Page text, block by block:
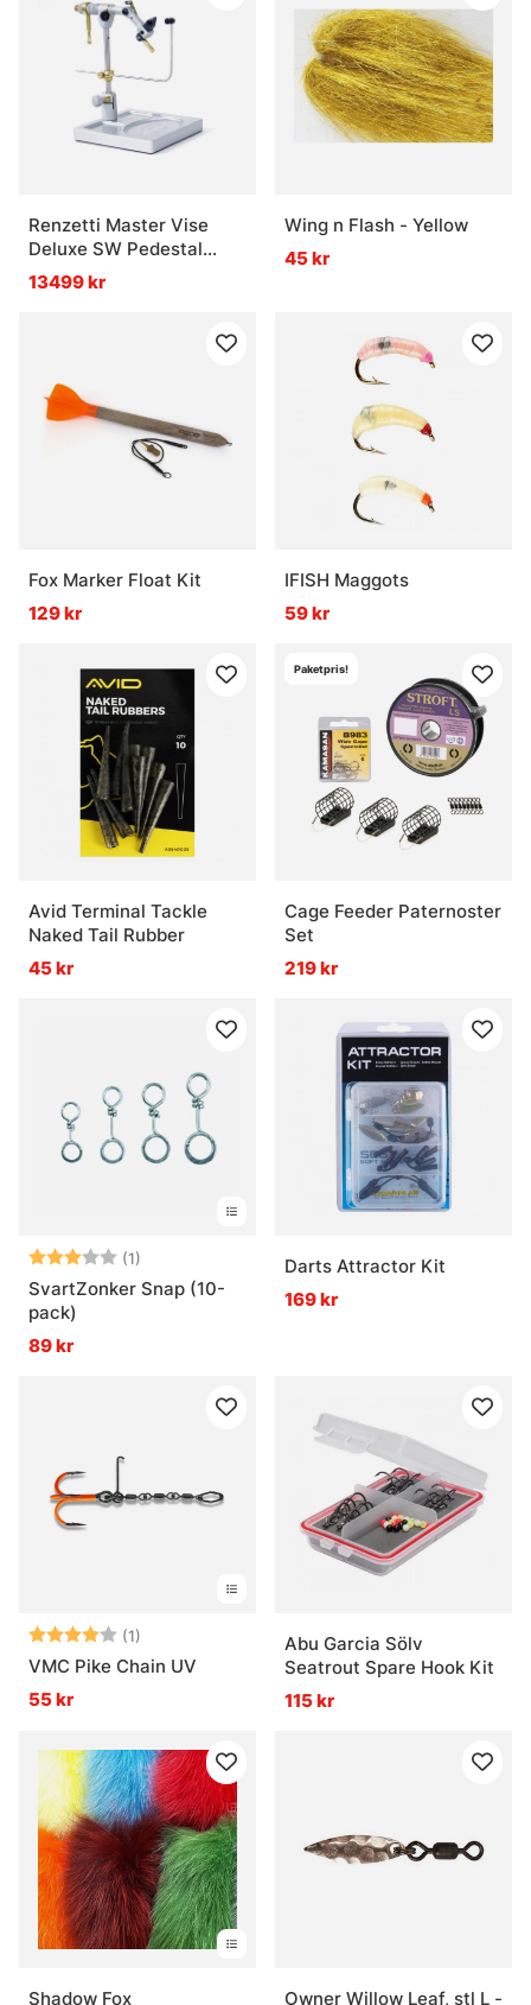
Renzetti Master Vise
Deluxe SW Pedestal
Base
13499 kr
Wing n Flash - Yellow
45 kr
Fox Marker Float Kit
129 kr
IFISH Maggots
59 kr
Avid Terminal Tackle
Naked Tail Rubber
45 kr
Paketpris!
Cage Feeder Paternoster
Set
219 kr
Betyg: (1)
3.0 utav 5 stjärnor
SvartZonker Snap (10-
pack)
89 kr
Darts Attractor Kit
169 kr
Betyg: (1)
4.0 utav 5 stjärnor
VMC Pike Chain UV
55 kr
Abu Garcia Sölv
Seatrout Spare Hook Kit
115 kr
Shadow Fox Owner Willow Leaf, stl L -